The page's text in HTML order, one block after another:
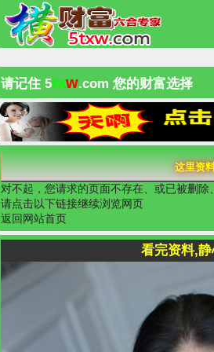
请记住 5txw.com 您的财富选择
这里资
对不起，您请求的页面不存在、或已被删除
请点击以下链接继续浏览网页
返回网站首页
看完资料,